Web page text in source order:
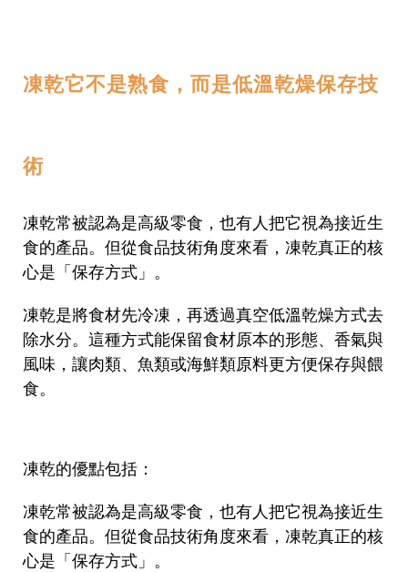
凍乾它不是熟食，而是低溫乾燥保存技
術
凍乾常被認為是高級零食，也有人把它視為接近生
食的產品。但從食品技術角度來看，凍乾真正的核
心是「保存方式」。
凍乾是將食材先冷凍，再透過真空低溫乾燥方式去
除水分。這種方式能保留食材原本的形態、香氣與
風味，讓肉類、魚類或海鮮類原料更方便保存與餵
食。
凍乾的優點包括：
凍乾常被認為是高級零食，也有人把它視為接近生
食的產品。但從食品技術角度來看，凍乾真正的核
心是「保存方式」。